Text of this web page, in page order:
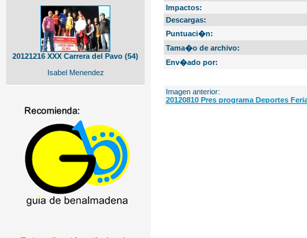
20121216 XXX Carrera del Pavo (54)
Isabel Menendez
Impactos:
Descargas:
Puntuaci�n:
Tama�o de archivo:
Env�ado por:
Imagen anterior:
20120810 Pres programa Deportes